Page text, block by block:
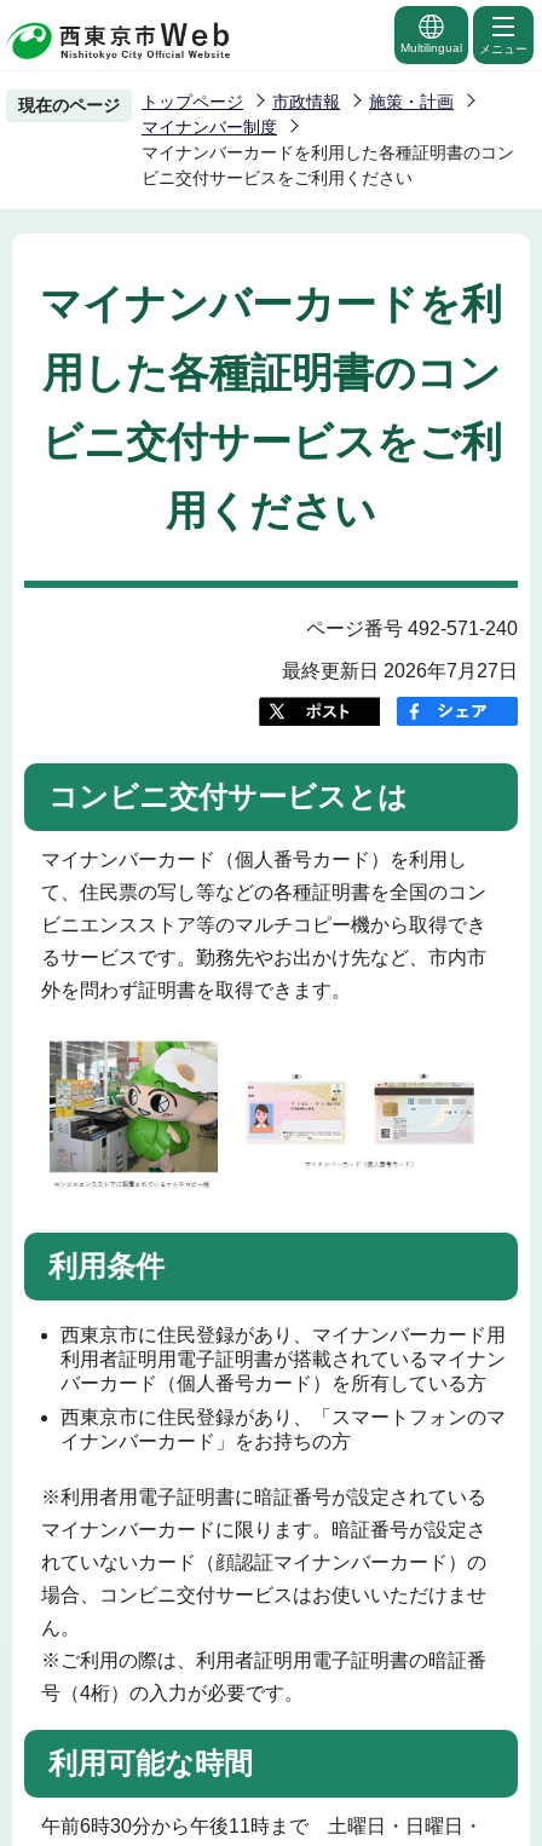
の
ー
先
頭
Multilingual メニュー
現在のページ トップページ 市政情報
施策・計画
マイナンバー制度
マイナンバーカードを利用した各種証明書のコン
ビニ交付サービスをご利用ください
マイナンバーカードを利
用した各種証明書のコン
ビニ交付サービスをご利
用ください
ページ番号 492-571-240
最終更新日 2026年7月27日
コンビニ交付サービスとは
マイナンバーカード（個人番号カード）を利用し
て、住民票の写し等などの各種証明書を全国のコン
ビニエンスストア等のマルチコピー機から取得でき
るサービスです。勤務先やお出かけ先など、市内市
外を問わず証明書を取得できます。
利用条件
西東京市に住民登録があり、マイナンバーカード用
利用者証明用電子証明書が搭載されているマイナン
バーカード（個人番号カード）を所有している方
西東京市に住民登録があり、「スマートフォンのマ
イナンバーカード」をお持ちの方
※利用者用電子証明書に暗証番号が設定されている
マイナンバーカードに限ります。暗証番号が設定さ
れていないカード（顔認証マイナンバーカード）の
場合、コンビニ交付サービスはお使いいただけませ
ん。
※ご利用の際は、利用者証明用電子証明書の暗証番
号（4桁）の入力が必要です。
利用可能な時間
午前6時30分から午後11時まで 土曜日・日曜日・